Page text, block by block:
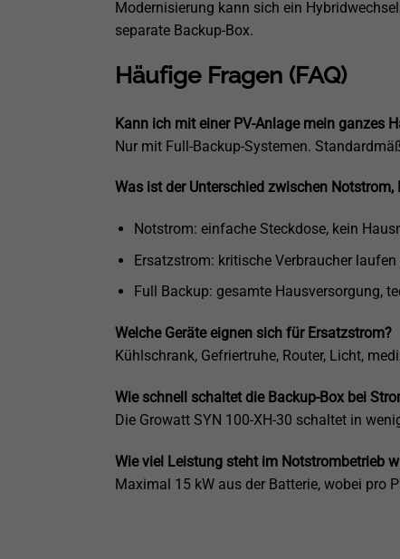
Modernisierung kann sich ein
separate Backup-Box.
Häufige Fragen (FAQ)
Kann ich mit einer PV-Anlage mein ganzes
Nur mit Full-Backup-Systemen.
Was ist der Unterschied zwischen
Notstrom: einfache Steckdose, kein
Ersatzstrom: kritische Verbraucher laufen
Full Backup: gesamte Hausversorgung,
Welche Geräte eignen sich für Ersatzstrom?
Kühlschrank, Gefriertruhe, Router, Licht,
Wie schnell schaltet die Backup-Box bei
Die Growatt SYN 100-XH-30 schaltet in
Wie viel Leistung steht im Notstrombetrieb
Maximal 15 kW aus der Batterie, wobei pro